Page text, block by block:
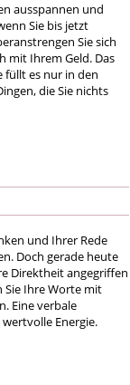
ausspannen und
Sie bis jetzt
Sie sich
mit Ihrem Geld. Das
füllt es nur in den
die Sie nichts
und Ihrer Rede
Doch gerade heute
Direktheit angegriffen
Sie Ihre Worte mit
Eine verbale
Energie.